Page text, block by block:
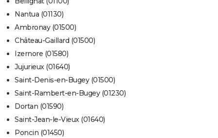
Nantua (01130)
Ambronay (01500)
Château-Gaillard (01500)
Izernore (01580)
Jujurieux (01640)
Saint-Denis-en-Bugey (01500)
Saint-Rambert-en-Bugey (01230)
Dortan (01590)
Saint-Jean-le-Vieux (01640)
Poncin (01450)